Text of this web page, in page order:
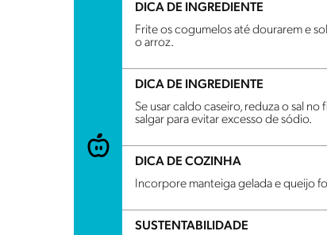
DICA DE INGREDIENTE
Frite os cogumelos até dourarem e
o arroz.
DICA DE INGREDIENTE
Se usar caldo caseiro, reduza o sal
salgar para evitar excesso de sódio.
DICA DE COZINHA
Incorpore manteiga gelada e queijo
SUSTENTABILIDADE